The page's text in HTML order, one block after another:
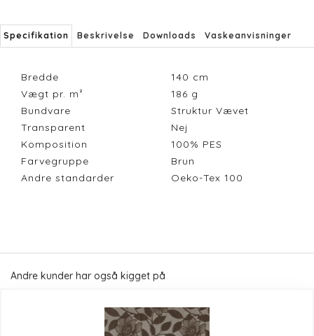
Specifikation Beskrivelse Downloads Vaskeanvisninger
Bredde 140 cm
Vægt pr. m²
186 g
Bundvare
Struktur Vævet
Transparent
Nej
Komposition
100% PES
Farvegruppe
Brun
Andre standarder
Oeko-Tex 100
Andre kunder har også kigget på